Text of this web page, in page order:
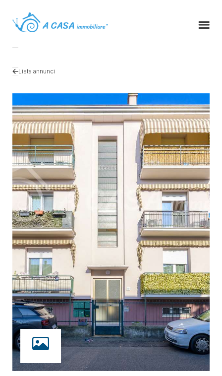
Lista annunci